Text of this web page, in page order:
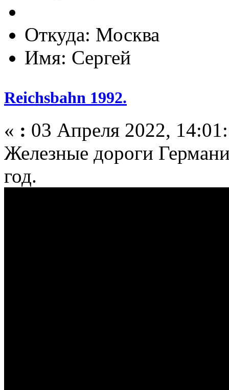
Откуда: Москва
Имя: Сергей
Reichsbahn 1992.
« : 03 Апреля 2022,
Железные дороги
год.